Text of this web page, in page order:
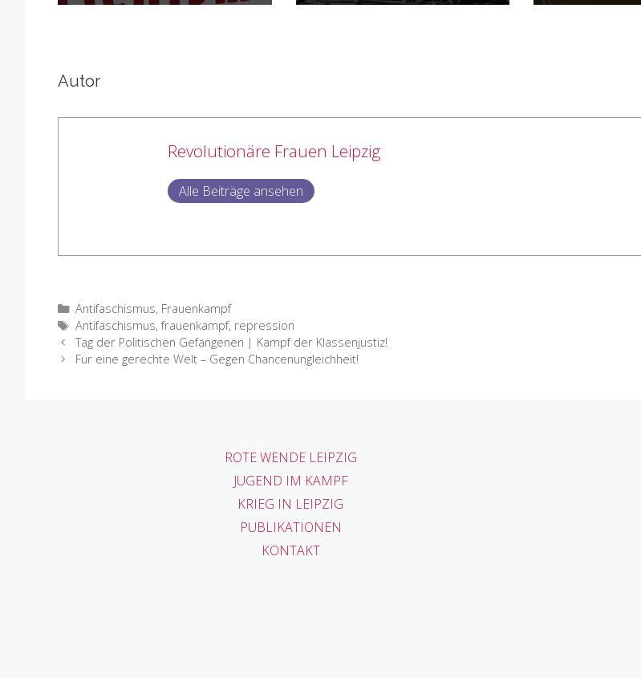
Autor
Revolutionäre Frauen Leipzig
Alle Beiträge ansehen
Kategorien
Antifaschismus, Frauenkampf
Schlagwörter
Antifaschismus,frauenkampf, repression
Tag der Politischen Gefangenen | Kampf der Klassenjustiz!
Für eine gerechte Welt – Gegen Chancenungleichheit!
ROTE WENDE LEIPZIG
JUGEND IM KAMPF
KRIEG IN LEIPZIG
PUBLIKATIONEN
KONTAKT